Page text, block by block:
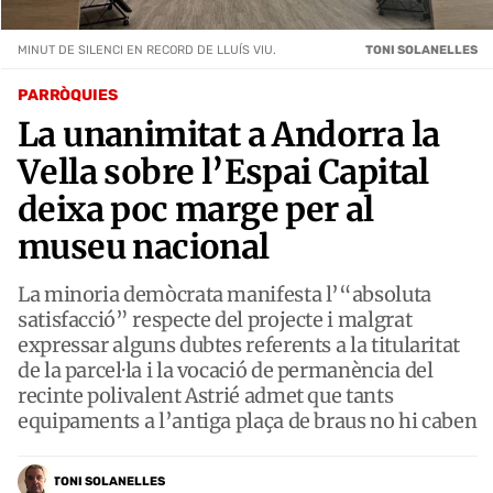
PARRÒQUIES
La unanimitat a Andorra la
Vella sobre l’Espai Capital
deixa poc marge per al
museu nacional
La minoria demòcrata manifesta l’“absoluta
satisfacció” respecte del projecte i malgrat
expressar alguns dubtes referents a la titularitat
de la parcel·la i la vocació de permanència del
recinte polivalent Astrié admet que tants
equipaments a l’antiga plaça de braus no hi caben
TONI SOLANELLES
MINUT DE SILENCI EN RECORD DE LLUÍS VIU. TONI SOLANELLES